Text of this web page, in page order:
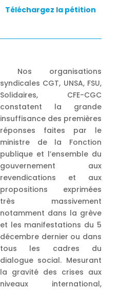
Téléchargez la pétition
Nos organisations
syndicales CGT, UNSA, FSU,
Solidaires, CFE-CGC
constatent la grande
insuffisance des premières
réponses faites par le
ministre de la Fonction
publique et l’ensemble du
gouvernement aux
revendications et aux
propositions exprimées
très massivement
notamment dans la grève
et les manifestations du 5
décembre dernier ou dans
tous les cadres du
dialogue social. Mesurant
la gravité des crises aux
niveaux international,